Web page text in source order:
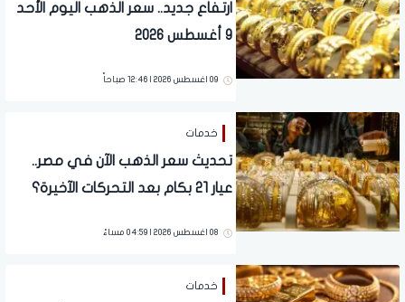
ارتفاع جديد.. سعر الذهب اليوم الأحد
9 أغسطس 2026
09 اغسطس 2026 | 12:46 صباحاً
خدمات
تحديث سعر الذهب الآن في مصر..
عيار 21 بكام بعد التحركات الآخيرة؟
08 اغسطس 2026 | 04:59 مساءً
خدمات